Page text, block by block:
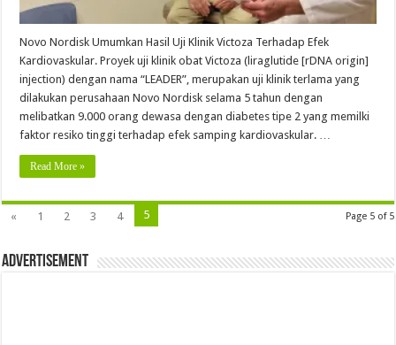
Novo Nordisk Umumkan Hasil Uji Klinik Victoza Terhadap Efek
Kardiovaskular. Proyek uji klinik obat Victoza (liraglutide [rDNA origin]
injection) dengan nama “LEADER”, merupakan uji klinik terlama yang
dilakukan perusahaan Novo Nordisk selama 5 tahun dengan
melibatkan 9.000 orang dewasa dengan diabetes tipe 2 yang memilki
faktor resiko tinggi terhadap efek samping kardiovaskular. …
Read More »
Page 5 of 5
« 1 2 3 4 5
Advertisement